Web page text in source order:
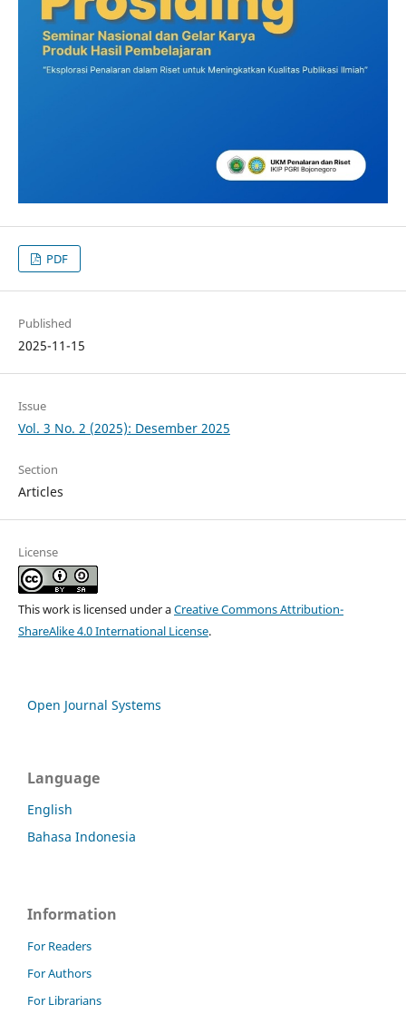
PDF
Published
2025-11-15
Issue
Vol. 3 No. 2 (2025): Desember 2025
Section
Articles
License
This work is licensed under aCreative Commons Attribution-
ShareAlike 4.0 International License.
Open Journal Systems
Language
English
Bahasa Indonesia
Information
For Readers
For Authors
For Librarians